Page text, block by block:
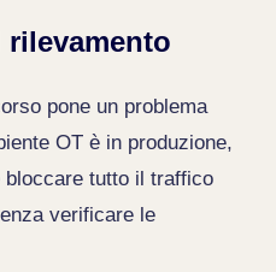
rilevamento
pone un problema
OT è in produzione,
bloccare tutto il traffico
verificare le